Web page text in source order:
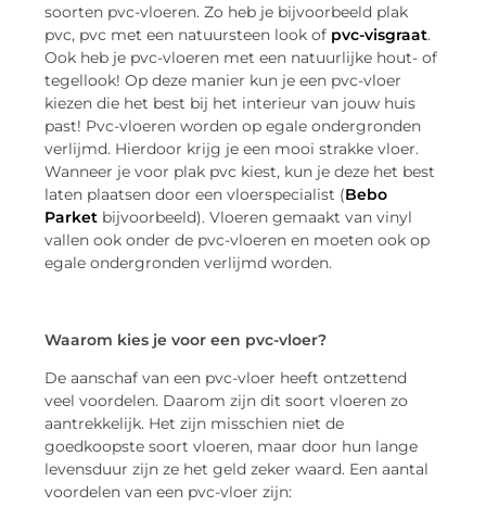
soorten pvc-vloeren. Zo heb je bijvoorbeeld plak
pvc, pvc met een natuursteen look of pvc-visgraat.
Ook heb je pvc-vloeren met een natuurlijke hout- of
tegellook! Op deze manier kun je een pvc-vloer
kiezen die het best bij het interieur van jouw huis
past! Pvc-vloeren worden op egale ondergronden
verlijmd. Hierdoor krijg je een mooi strakke vloer.
Wanneer je voor plak pvc kiest, kun je deze het best
laten plaatsen door een vloerspecialist (Bebo
Parket bijvoorbeeld). Vloeren gemaakt van vinyl
vallen ook onder de pvc-vloeren en moeten ook op
egale ondergronden verlijmd worden.
Waarom kies je voor een pvc-vloer?
De aanschaf van een pvc-vloer heeft ontzettend
veel voordelen. Daarom zijn dit soort vloeren zo
aantrekkelijk. Het zijn misschien niet de
goedkoopste soort vloeren, maar door hun lange
levensduur zijn ze het geld zeker waard. Een aantal
voordelen van een pvc-vloer zijn: